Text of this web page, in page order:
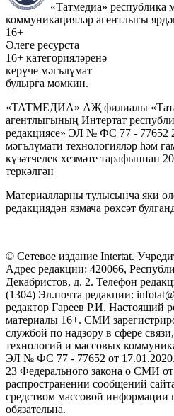
«Татмедиа» республика
коммуникацияләр агентлыгы
16+
Әлеге ресурста
16+ категорияләренә
керүче мәгълүмат
булырга мөмкин.
«ТАТМЕДИА» АҖ филиалы
агентлыгының Интертат
редакциясе» ЭЛ № ФС 77 - 77652
мәгълүмати технологияләр һәм
күзәтчелек хезмәте тарафыннан
теркәлгән
Материалларны тулысынча яки
редакциядән язмача рөхсәт
© Сетевое издание Intertat.
Адрес редакции: 420066,
Декабристов, д. 2. Телефон
(1304) Эл.почта редакции:
редактор Гареев Р.И. Настоящий
материалы 16+. СМИ
службой по надзору в сфере
технологий и массовых
ЭЛ № ФС 77 - 77652 от 17.01.2020.
23 Федерального закона о СМИ
распространении сообщений
средством массовой информации
обязательна.